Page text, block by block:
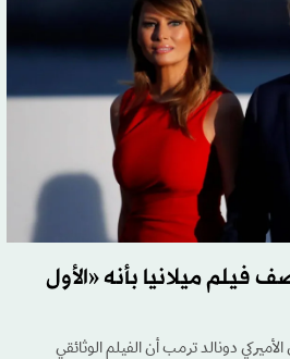
فيلم ميلانيا بأنه «الأول
دونالد ترمب أن الفيلم الوثائقي